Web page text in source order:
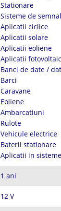
Stationare
Sisteme de
Aplicatii ciclice
Aplicatii solare
Aplicatii eoliene
Aplicatii
Banci de date /
Barci
Caravane
Eoliene
Ambarcatiuni
Rulote
Vehicule electrice
Baterii stationare
Aplicatii in
1 ani
12 V